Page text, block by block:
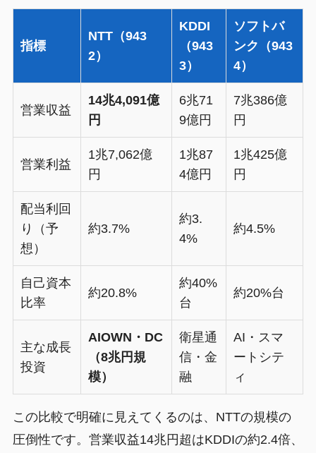
指標
NTT（943
2）
KDDI
（943
3）
ソフトバ
ンク（943
4）
営業収益
14兆4,091億
円
6兆71
9億円
7兆386億
円
営業利益
1兆7,062億
円
1兆87
4億円
1兆425億
円
配当利回
り（予
想）
約3.7%
約3.
4%
約4.5%
自己資本
比率
約20.8%
約40%
台
約20%台
主な成長
投資
AIOWN・DC
（8兆円規
模）
衛星通
信・金
融
AI・スマ
ートシテ
ィ
この比較で明確に見えてくるのは、NTTの規模の
圧倒性です。営業収益14兆円超はKDDIの約2.4倍、